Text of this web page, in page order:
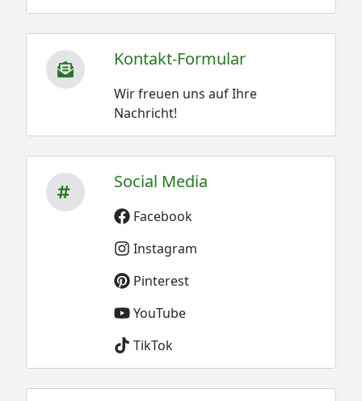
Kontakt-Formular
Wir freuen uns auf Ihre
Nachricht!
Social Media
Facebook
Instagram
Pinterest
YouTube
TikTok